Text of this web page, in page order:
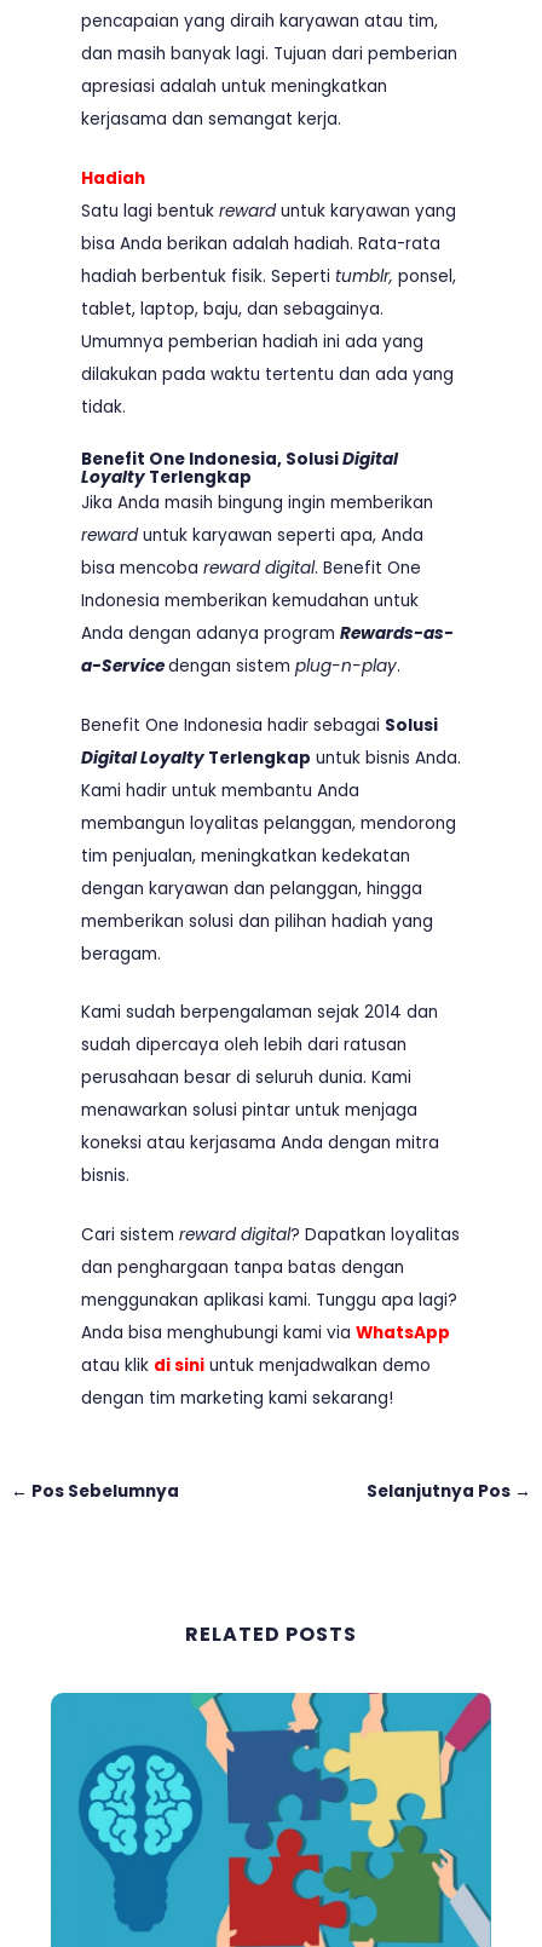
pencapaian yang diraih karyawan atau tim,
dan masih banyak lagi. Tujuan dari pemberian
apresiasi adalah untuk meningkatkan
kerjasama dan semangat kerja.
Hadiah
Satu lagi bentuk rewarduntuk karyawan yang
bisa Anda berikan adalah hadiah. Rata-rata
hadiah berbentuk fisik. Seperti tumblr, ponsel,
tablet, laptop, baju, dan sebagainya.
Umumnya pemberian hadiah ini ada yang
dilakukan pada waktu tertentu dan ada yang
tidak.
Benefit One Indonesia, SolusiDigital
LoyaltyTerlengkap
Jika Anda masih bingung ingin memberikan
rewarduntuk karyawan seperti apa, Anda
bisa mencoba reward digital. Benefit One
Indonesia memberikan kemudahan untuk
Anda dengan adanya program Rewards-as-
a-Servicedengan sistem plug-n-play.
Benefit One Indonesia hadir sebagai Solusi
Digital LoyaltyTerlengkap untuk bisnis Anda.
Kami hadir untuk membantu Anda
membangun loyalitas pelanggan, mendorong
tim penjualan, meningkatkan kedekatan
dengan karyawan dan pelanggan, hingga
memberikan solusi dan pilihan hadiah yang
beragam.
Kami sudah berpengalaman sejak 2014 dan
sudah dipercaya oleh lebih dari ratusan
perusahaan besar di seluruh dunia. Kami
menawarkan solusi pintar untuk menjaga
koneksi atau kerjasama Anda dengan mitra
bisnis.
Cari sistem reward digital? Dapatkan loyalitas
dan penghargaan tanpa batas dengan
menggunakan aplikasi kami. Tunggu apa lagi?
Anda bisa menghubungi kami via WhatsApp
atau klik di siniuntuk menjadwalkan demo
dengan tim marketing kami sekarang!
← Pos Sebelumnya Selanjutnya Pos →
RELATED POSTS